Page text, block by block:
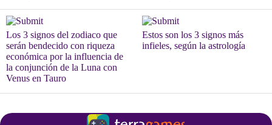
Los 3 signos del zodiaco que
serán bendecido con riqueza
económica por la influencia de
la conjunción de la Luna con
Venus en Tauro
Estos son los 3 signos más
infieles, según la astrología